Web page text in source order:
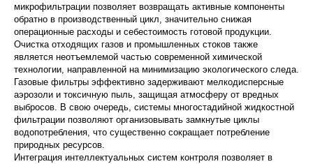
микрофильтрации позволяет возвращать активные компоненты
обратно в производственный цикл, значительно снижая
операционные расходы и себестоимость готовой продукции.
Очистка отходящих газов и промышленных стоков также
является неотъемлемой частью современной химической
технологии, направленной на минимизацию экологического следа.
Газовые фильтры эффективно задерживают мелкодисперсные
аэрозоли и токсичную пыль, защищая атмосферу от вредных
выбросов. В свою очередь, системы многостадийной жидкостной
фильтрации позволяют организовывать замкнутые циклы
водопотребления, что существенно сокращает потребление
природных ресурсов.
Интеграция интеллектуальных систем контроля позволяет в